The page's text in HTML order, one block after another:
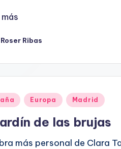
Roser Ribas
Europa Madrid
de las brujas
más personal de Clara